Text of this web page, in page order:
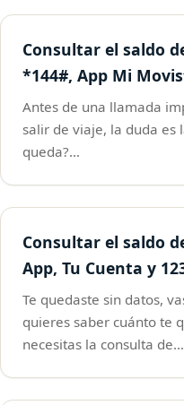
Consultar el saldo
*144#, App Mi
Antes de una llamada
salir de viaje, la duda es
queda?…
Consultar el saldo
App, Tu Cuenta y
Te quedaste sin datos,
quieres saber cuánto te
necesitas la consulta de…